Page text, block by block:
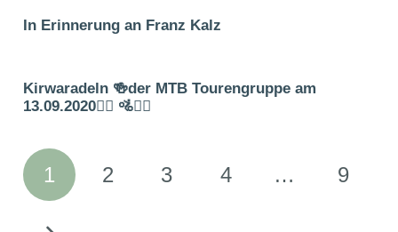
In Erinnerung an Franz Kalz
Kirwaradeln 🍻der MTB Tourengruppe am
13.09.2020🚵‍♀️ 🚵🚵‍♀️
1 2 3 4 … 9